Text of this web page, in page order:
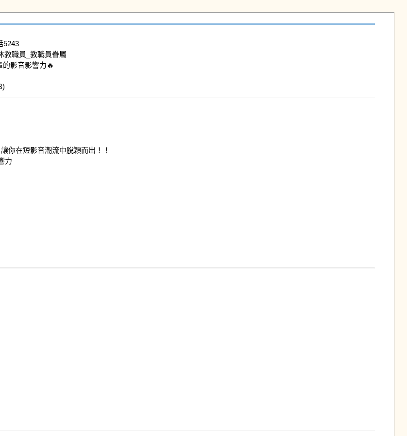
5243
教職員_教職員眷屬
影音影響力🔥
你在短影音潮流中脫穎而出！！
力